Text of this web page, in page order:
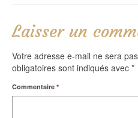
Laisser un
Votre adresse e-mail ne sera
obligatoires sont indiqués avec *
Commentaire *